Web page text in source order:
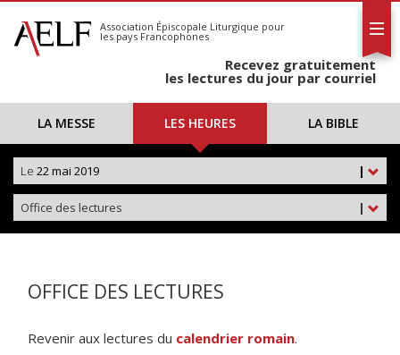
S'abonner
Calendrier
Association Épiscopale Liturgique pour
les pays Francophones
Recevez gratuitement
les lectures du jour par courriel
LA MESSE LES HEURES LA BIBLE
|
Le 22 mai 2019
|
Office des lectures
OFFICE DES LECTURES
Revenir aux lectures du calendrier romain.